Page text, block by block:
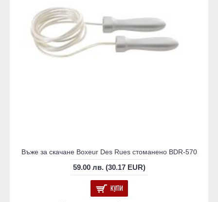
Въже за скачане Boxeur Des Rues стоманено BDR-570
59.00 лв. (30.17 EUR)
КУПИ